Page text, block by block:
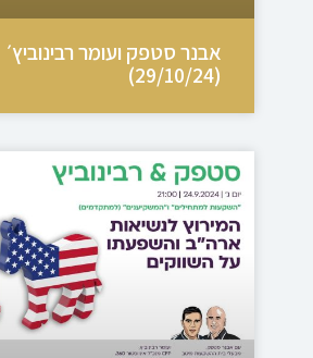
אבנר סטפק ועומר רבינוביץ׳
(29/10/24)